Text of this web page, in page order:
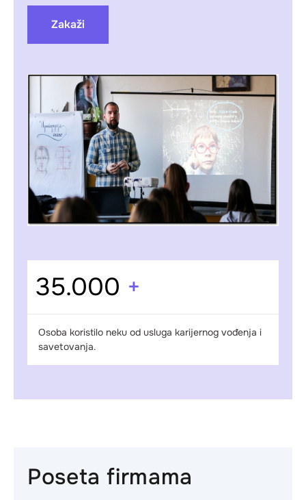
Zakaži
35.000 +
Osoba koristilo neku od usluga karijernog vođenja i
savetovanja.
Poseta firmama